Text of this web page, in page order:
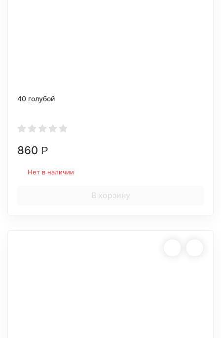
40 голубой
860 Р
Нет в наличии
В корзину